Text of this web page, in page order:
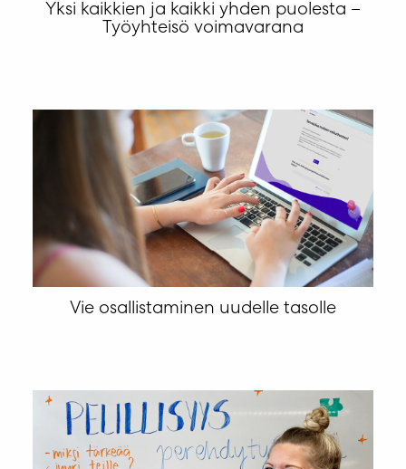
Yksi kaikkien ja kaikki yhden puolesta –
Työyhteisö voimavarana
Vie osallistaminen uudelle tasolle